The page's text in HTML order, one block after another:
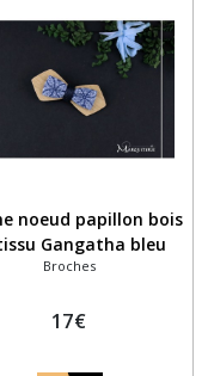
noeud papillon bois
Gangatha bleu
marine
Broches
17€